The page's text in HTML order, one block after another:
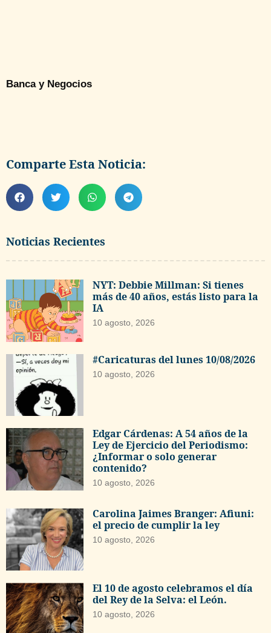
Noticias Recientes
NYT: Debbie Millman: Si tienes
más de 40 años, estás listo para la
IA
10 agosto, 2026
#Caricaturas del lunes 10/08/2026
10 agosto, 2026
Edgar Cárdenas: A 54 años de la
Ley de Ejercicio del Periodismo:
¿Informar o solo generar
contenido?
10 agosto, 2026
Carolina Jaimes Branger: Afiuni:
el precio de cumplir la ley
10 agosto, 2026
El 10 de agosto celebramos el día
del Rey de la Selva: el León.
10 agosto, 2026
Banca y Negocios
Comparte Esta Noticia: